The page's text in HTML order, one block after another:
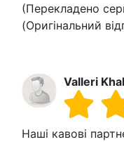
(Перекладено
(Оригінальний
Valleri
Наші кавові